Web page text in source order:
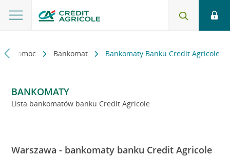
i pomoc Bankomat Bankomaty Banku Credit Agricole
BANKOMATY
Lista bankomatów banku Credit Agricole
Warszawa - bankomaty banku Credit Agricole